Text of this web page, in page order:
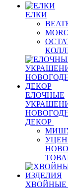
ЕЛКИ
ЕЛОЧНЫЕ
ДЕКОР
ХВОЙНЫЕ